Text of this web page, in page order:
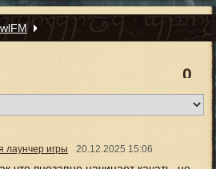
0
лаунчер игры 20.12.2025 15:06